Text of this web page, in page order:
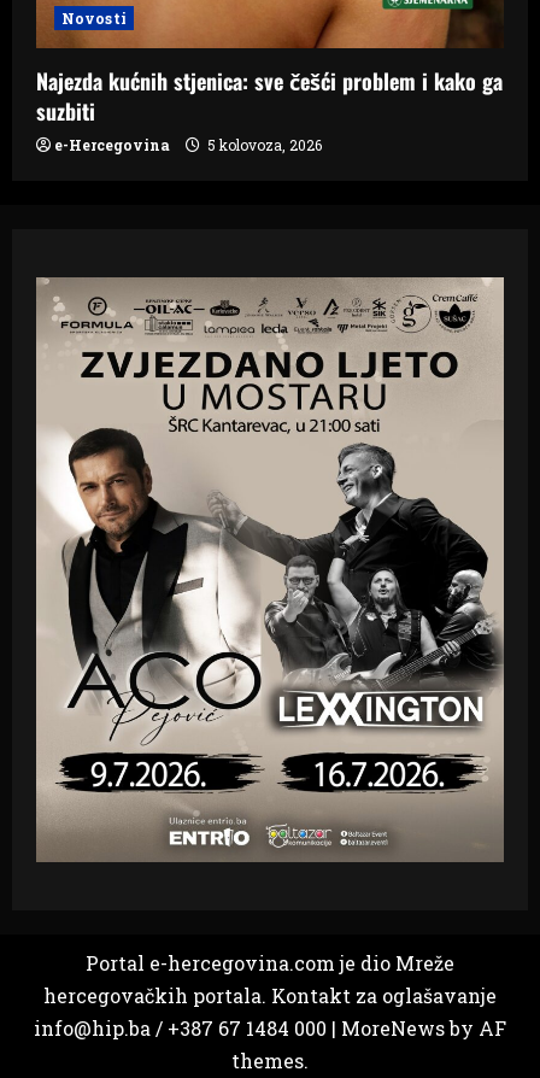
Novosti
Najezda kućnih stjenica: sve češći problem i kako ga
suzbiti
e-Hercegovina 5 kolovoza, 2026
Portal e-hercegovina.com je dio Mreže
hercegovačkih portala. Kontakt za oglašavanje
info@hip.ba / +387 67 1484 000 | MoreNewsby AF
themes.